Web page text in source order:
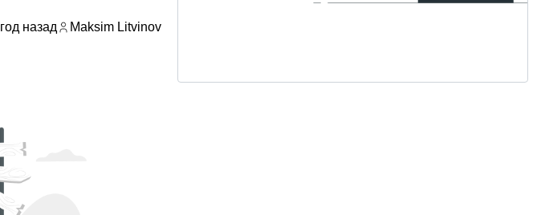
год назад
Maksim Litvinov